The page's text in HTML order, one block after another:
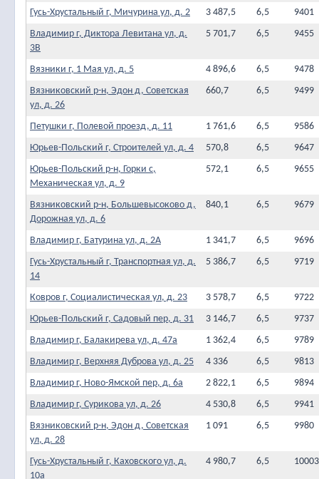
Гусь-Хрустальный г, Мичурина ул, д. 2 3 487,5 6,5
9401
Владимир г, Диктора Левитана ул, д.
3В
5 701,7 6,5 9455
Вязники г, 1 Мая ул, д. 5 4 896,6 6,5
9478
Вязниковский р-н, Эдон д, Советская
ул, д. 26
660,7 6,5 9499
Петушки г, Полевой проезд, д. 11 1 761,6 6,5
9586
Юрьев-Польский г, Строителей ул, д. 4
570,8 6,5
9647
Юрьев-Польский р-н, Горки с,
Механическая ул, д. 9
572,1 6,5 9655
Вязниковский р-н, Большевысоково д,
Дорожная ул, д. 6
840,1 6,5 9679
Владимир г, Батурина ул, д. 2А 1 341,7 6,5
9696
Гусь-Хрустальный г, Транспортная ул, д.
14
5 386,7 6,5 9719
Ковров г, Социалистическая ул, д. 23 3 578,7 6,5
9722
Юрьев-Польский г, Садовый пер, д. 31
3 146,7 6,5
9737
Владимир г, Балакирева ул, д. 47а
1 362,4 6,5
9789
Владимир г, Верхняя Дуброва ул, д. 25
4 336 6,5
9813
Владимир г, Ново-Ямской пер, д. 6а
2 822,1 6,5
9894
Владимир г, Сурикова ул, д. 26
4 530,8 6,5
9941
Вязниковский р-н, Эдон д, Советская
ул, д. 28
1 091 6,5 9980
Гусь-Хрустальный г, Каховского ул, д.
10а
4 980,7 6,5 10003